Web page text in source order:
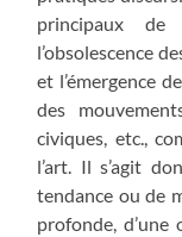
principaux de
l’obsolescence
et l’émergence
des
civiques, etc.,
l’art. Il s’agit
tendance ou de
profonde,